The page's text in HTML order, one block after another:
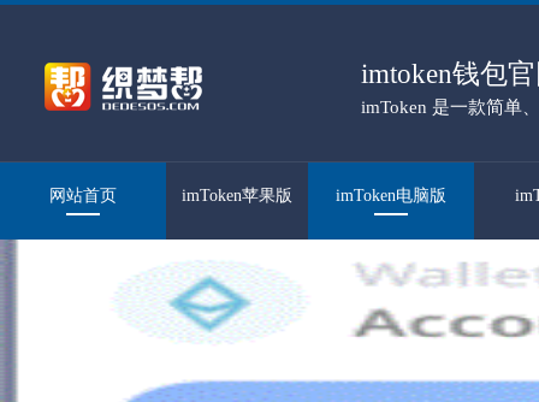
imtoken钱包
imToken 是一款简单
网站首页 imToken苹果版 imToken电脑版